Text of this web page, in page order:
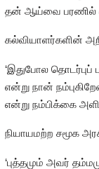
தன் ஆய்வை பரணில்
கல்வியாளர்களின்
‘இதுபோல தொடர்புப்
என்று நான்
என்று நம்பிக்கை
நியாயமற்ற சமூக
‘புத்தமும் அவர்